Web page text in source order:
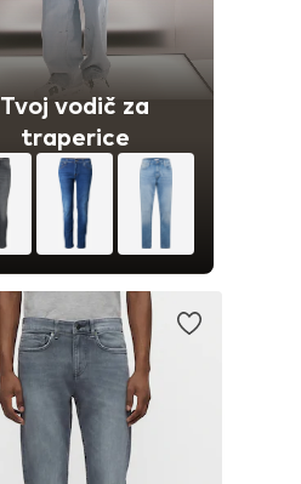
Tvoj vodič za
traperice